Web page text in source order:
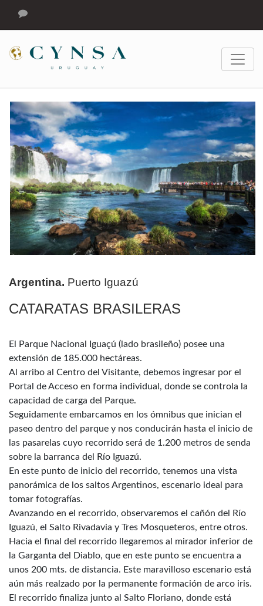
Argentina. Puerto Iguazú
CATARATAS BRASILERAS
El Parque Nacional Iguaçú (lado brasileño) posee una
extensión de 185.000 hectáreas.
Al arribo al Centro del Visitante, debemos ingresar por el
Portal de Acceso en forma individual, donde se controla la
capacidad de carga del Parque.
Seguidamente embarcamos en los ómnibus que inician el
paseo dentro del parque y nos conducirán hasta el inicio de
las pasarelas cuyo recorrido será de 1.200 metros de senda
sobre la barranca del Río Iguazú.
En este punto de inicio del recorrido, tenemos una vista
panorámica de los saltos Argentinos, escenario ideal para
tomar fotografías.
Avanzando en el recorrido, observaremos el cañón del Río
Iguazú, el Salto Rivadavia y Tres Mosqueteros, entre otros.
Hacia el final del recorrido llegaremos al mirador inferior de
la Garganta del Diablo, que en este punto se encuentra a
unos 200 mts. de distancia. Este maravilloso escenario está
aún más realzado por la permanente formación de arco iris.
El recorrido finaliza junto al Salto Floriano, donde está